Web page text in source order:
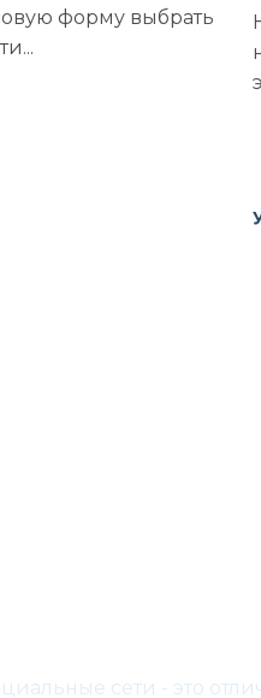
форму выбрать
сети - это